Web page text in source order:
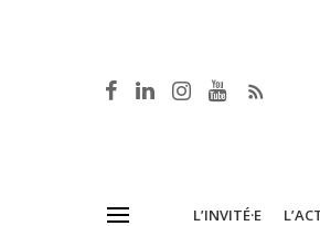
L’INVITÉ·E